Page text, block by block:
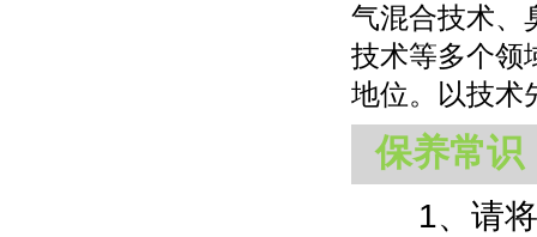
气混合技术、
技术等多个领
地位。以技术
保养常识
1、请将